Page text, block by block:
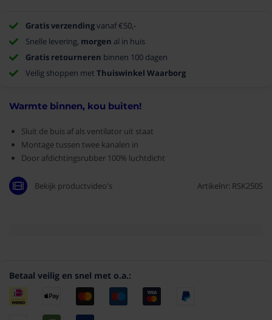
Warmte binnen, kou buiten!
Sluit de buis af als ventilator uit staat
Montage tussen twee kanalen in
Door afdichtingsrubber 100% luchtdicht
Bekijk productvideo's Artikelnr: RSK250S
Gratis verzendingvanaf €50,-
Snelle levering, morgen al in huis
Gratis retourneren binnen 100 dagen
Veilig shoppen met Thuiswinkel Waarborg
Betaal veilig en snel met o.a.: